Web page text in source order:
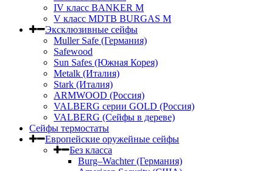
IV класс BANKER M
V класс МDTB BURGAS M
Эксклюзивные сейфы
Muller Safe (Германия)
Safewood
Sun Safes (Южная Корея)
Metalk (Италия)
Stark (Италия)
ARMWOOD (Россия)
VALBERG серии GOLD (Россия)
VALBERG (Сейфы в дереве)
Сейфы термостаты
Европейские оружейные сейфы
Без класса
Burg–Wachter (Германия)